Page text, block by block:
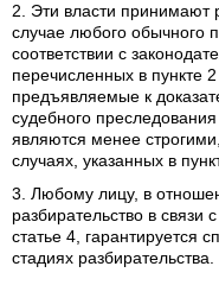
2. Эти власти принимают
случае любого обычного
соответствии с
перечисленных в пункте
предъявляемые к
судебного
являются менее
случаях, указанных в
3. Любому лицу, в
разбирательство в
статье 4, гарантируется
стадиях разбирательства.